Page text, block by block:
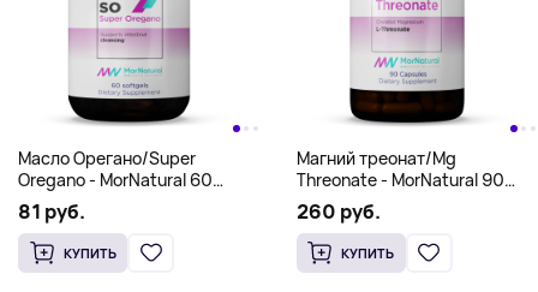
Mag-Citrate - MorNatural 150
мг 90 капс
КУПИТЬ
Псиллиум Psyllium Whole
Husk - MorNatural 8 oz (1/2 lb)
КУПИТЬ